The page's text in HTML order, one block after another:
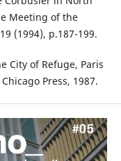
Meeting of the
(1994), p.187-199.
City of Refuge, Paris
Press, 1987.